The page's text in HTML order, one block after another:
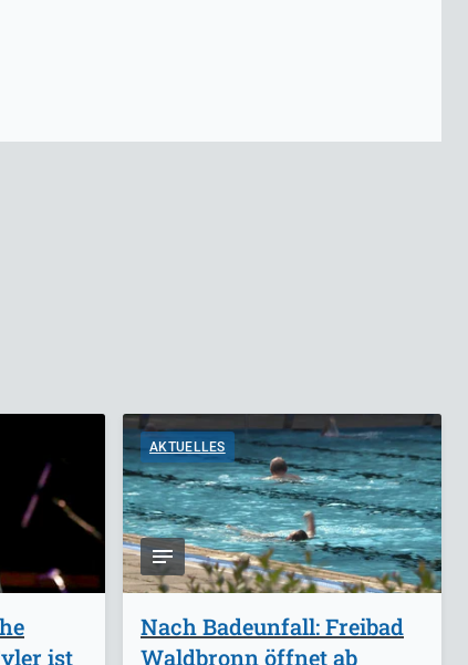
ist
AKTUELLES
Nach Badeunfall: Freibad
Waldbronn öffnet ab